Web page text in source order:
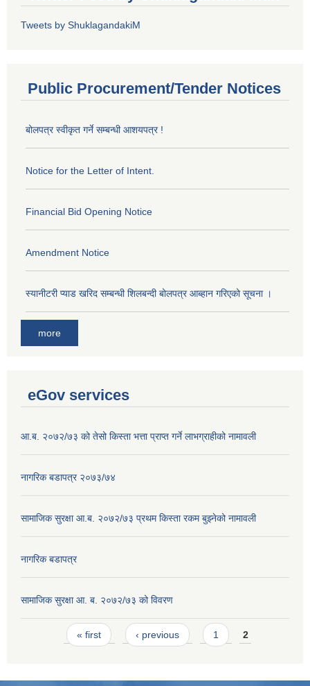
Tweets by ShuklagandakiM
Public Procurement/Tender Notices
बोलपत्र स्वीकृत गर्ने सम्बन्धी आशयपत्र !
Notice for the Letter of Intent.
Financial Bid Opening Notice
Amendment Notice
स्यानीटरी प्याड खरिद सम्बन्धी शिलबन्दी बोलपत्र आब्हान गरिएको सूचना ।
more
eGov services
आ.ब. २०७२/७३ को तेसो किस्ता भत्ता प्राप्त गर्ने लाभग्राहीको नामावली
नागरिक बडापत्र २०७३/७४
सामाजिक सुरक्षा आ.ब. २०७२/७३ प्रथम किस्ता रकम बुझ्नेको नामावली
नागरिक बडापत्र
सामाजिक सुरक्षा आ. ब. २०७२/७३ को विवरण
Pages« first ‹ previous 1 2